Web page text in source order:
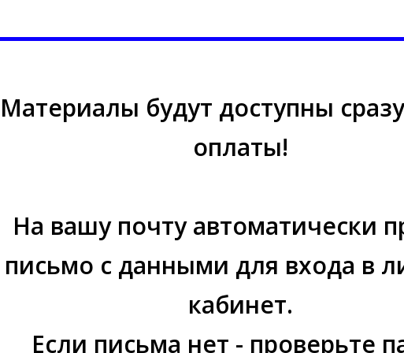
Материалы будут доступны
оплаты!
На вашу почту автоматически
письмо с данными для входа в
кабинет.
Если письма нет - проверьте